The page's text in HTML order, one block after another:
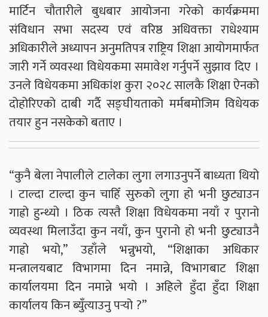
मार्टिन चौतारीले बुधबार आयोजना गरेको कार्यक्रममा
संविधान सभा सदस्य एवं वरिष्ठ अधिवक्ता राधेश्याम
अधिकारीले अध्यापन अनुमतिपत्र राष्ट्रिय शिक्षा आयोगमार्फत
जारी गर्ने व्यवस्था विधेयकमा समावेश गर्नुपर्ने सुझाव दिए ।
उनले विधेयकमा अधिकांश कुरा २०२८ सालकै शिक्षा ऐनको
दोहोरिएको दाबी गर्दै सङ्घीयताको मर्मबमोजिम विधेयक
तयार हुन नसकेको बताए ।
“कुनै बेला नेपालीले टालेका लुगा लगाउनुपर्ने बाध्यता थियो
। टाल्दा टाल्दा कुन चाहिँ सुरुको लुगा हो भनी छुट्याउन
गाह्रो हुन्थ्यो । ठिक त्यस्तै शिक्षा विधेयकमा नयाँ र पुरानो
व्यवस्था मिलाउँदा कुन नयाँ, कुन पुरानो हो भनी छुट्याउनै
गाह्रो भयो,” उहाँले भन्नुभयो, “शिक्षाका अधिकार
मन्त्रालयबाट विभागमा दिन नमान्ने, विभागबाट शिक्षा
कार्यालयमा दिन नमान्ने भयो । अहिले हुँदा हुँदा शिक्षा
कार्यालय किन ब्युँत्याउनु पर्‍यो ?”